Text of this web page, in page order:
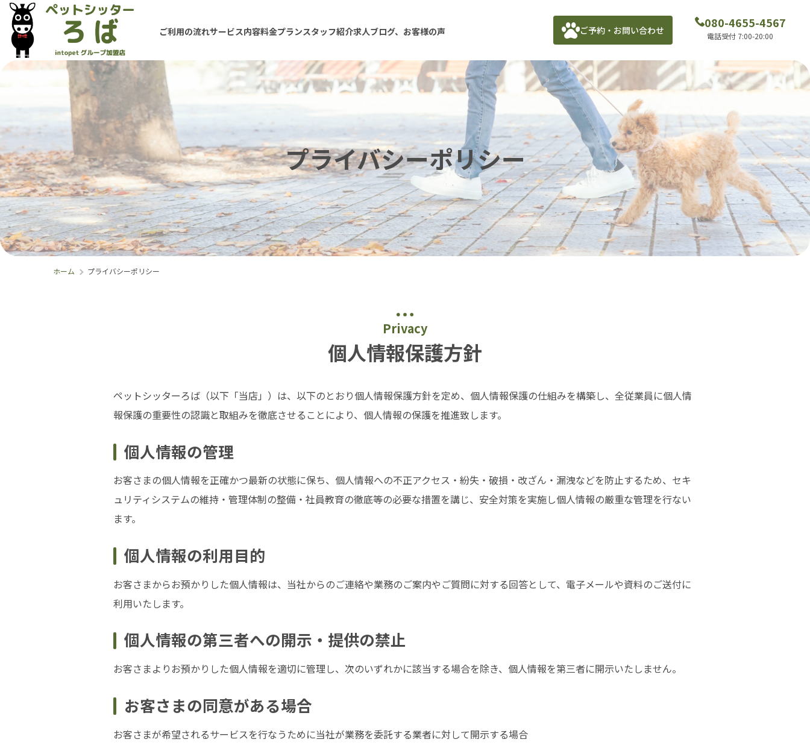
ご利用の流れサービス内容料金プランスタッフ紹介求人ブログ、お客様の声 ご予約・お問い合わせ 080-4655-4567
電話受付 7:00-20:00
プライバシーポリシー
ホーム プライバシーポリシー
Privacy
個人情報保護方針
ペットシッターろば（以下「当店」）は、以下のとおり個人情報保護方針を定め、個人情報保護の仕組みを構築し、全従業員に個人情
報保護の重要性の認識と取組みを徹底させることにより、個人情報の保護を推進致します。
個人情報の管理
お客さまの個人情報を正確かつ最新の状態に保ち、個人情報への不正アクセス・紛失・破損・改ざん・漏洩などを防止するため、セキ
ュリティシステムの維持・管理体制の整備・社員教育の徹底等の必要な措置を講じ、安全対策を実施し個人情報の厳重な管理を行ない
ます。
個人情報の利用目的
お客さまからお預かりした個人情報は、当社からのご連絡や業務のご案内やご質問に対する回答として、電子メールや資料のご送付に
利用いたします。
個人情報の第三者への開示・提供の禁止
お客さまよりお預かりした個人情報を適切に管理し、次のいずれかに該当する場合を除き、個人情報を第三者に開示いたしません。
お客さまの同意がある場合
お客さまが希望されるサービスを行なうために当社が業務を委託する業者に対して開示する場合